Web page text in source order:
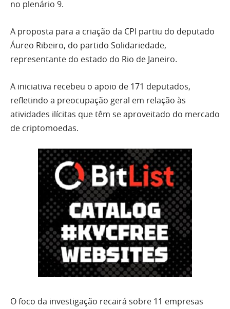
no plenário 9.
A proposta para a criação da CPI partiu do deputado
Áureo Ribeiro, do partido Solidariedade,
representante do estado do Rio de Janeiro.
A iniciativa recebeu o apoio de 171 deputados,
refletindo a preocupação geral em relação às
atividades ilícitas que têm se aproveitado do mercado
de criptomoedas.
O foco da investigação recairá sobre 11 empresas